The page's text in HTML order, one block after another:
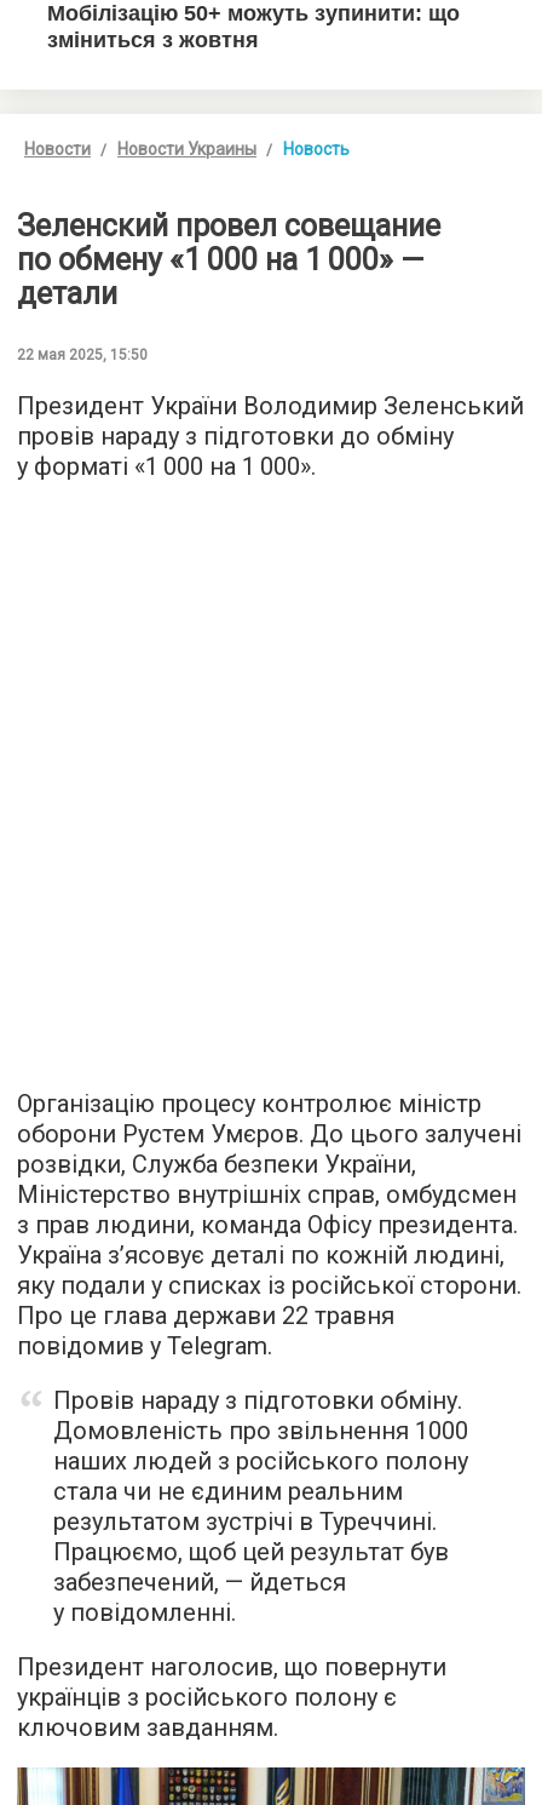
Новости Новости Украины Новость
Зеленский провел совещание
по обмену «1 000 на 1 000» —
детали
22 мая 2025, 15:50
Президент України Володимир Зеленський
провів нараду з підготовки до обміну
у форматі «1 000 на 1 000».
Організацію процесу контролює міністр
оборони Рустем Умєров. До цього залучені
розвідки, Служба безпеки України,
Міністерство внутрішніх справ, омбудсмен
з прав людини, команда Офісу президента.
Україна зʼясовує деталі по кожній людині,
яку подали у списках із російської сторони.
Про це глава держави 22 травня
повідомив у Telegram.
Провів нараду з підготовки обміну.
Домовленість про звільнення 1000
наших людей з російського полону
стала чи не єдиним реальним
результатом зустрічі в Туреччині.
Працюємо, щоб цей результат був
забезпечений, — йдеться
у повідомленні.
Президент наголосив, що повернути
українців з російського полону є
ключовим завданням.